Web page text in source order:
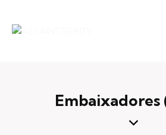
Embaixadores